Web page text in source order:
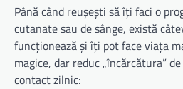
Până când reușești să îți faci o
cutanate sau de sânge, există
funcționează și îți pot face viața
magice, dar reduc „încărcătura”
contact zilnic: